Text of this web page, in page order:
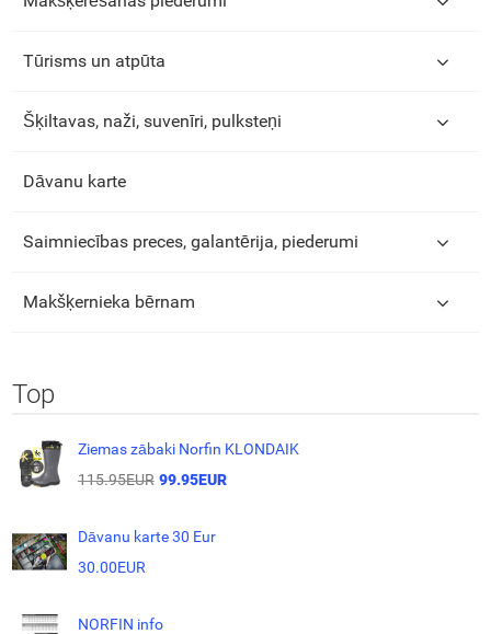
Tūrisms un atpūta
Šķiltavas, naži, suvenīri, pulksteņi
Dāvanu karte
Saimniecības preces, galantērija, piederumi
Makšķernieka bērnam
Top
Ziemas zābaki Norfin KLONDAIK
115.95EUR 99.95EUR
Dāvanu karte 30 Eur
30.00EUR
NORFIN info